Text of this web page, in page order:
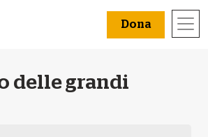
Dona
delle grandi